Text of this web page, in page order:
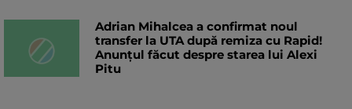
Adrian Mihalcea a confirmat noul
transfer la UTA după remiza cu Rapid!
Anunțul făcut despre starea lui Alexi
Pitu